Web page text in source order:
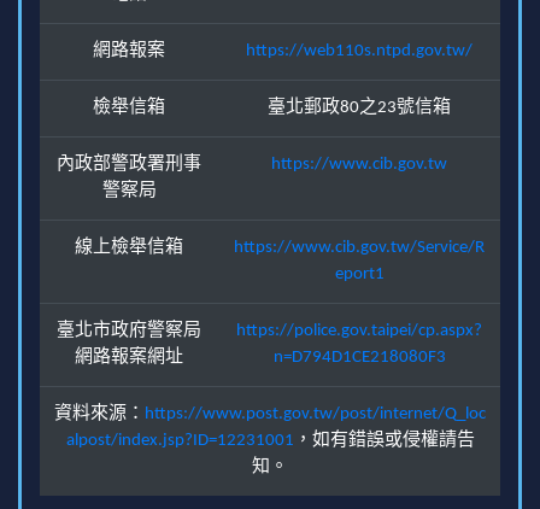
網路報案 https://web110s.ntpd.gov.tw/
檢舉信箱 臺北郵政80之23號信箱
內政部警政署刑事
警察局
https://www.cib.gov.tw
線上檢舉信箱
https://www.cib.gov.tw/Service/R
eport1
臺北市政府警察局
網路報案網址
https://police.gov.taipei/cp.aspx?
n=D794D1CE218080F3
資料來源： https://www.post.gov.tw/post/internet/Q_loc
alpost/index.jsp?ID=12231001 ，如有錯誤或侵權請告
知。